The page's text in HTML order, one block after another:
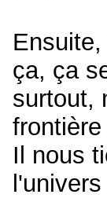
ça, ça
surtout,
Il nous